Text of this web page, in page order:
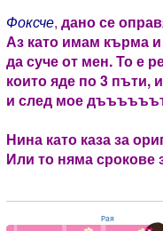
Фоксче, дано се
Аз като имам кърма и
да суче от мен. То е
които яде по 3 пъти,
и след мое
Нина като каза за
Или то няма срокове